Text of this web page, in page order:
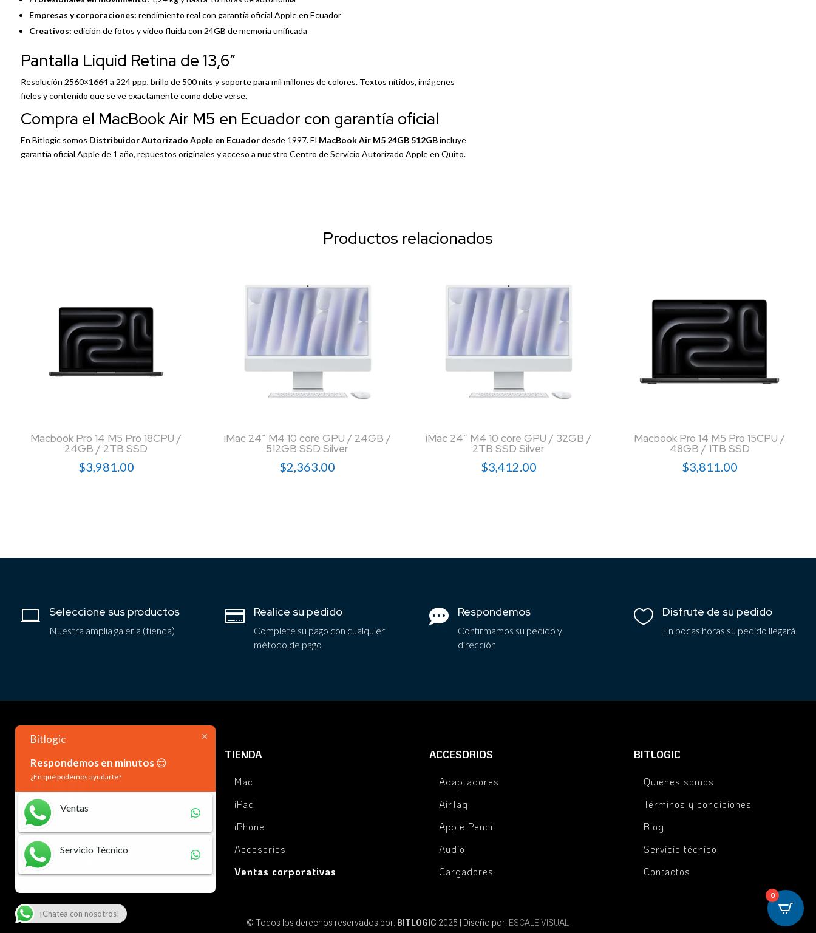
Empresas y corporaciones: rendimiento real con garantía oficial Apple en Ecuador
Creativos: edición de fotos y video fluida con 24GB de memoria unificada
Pantalla Liquid Retina de 13,6″
Resolución 2560×1664 a 224 ppp, brillo de 500 nits y soporte para mil millones de colores. Textos nítidos, imágenes
fieles y contenido que se ve exactamente como debe verse.
Compra el MacBook Air M5 en Ecuador con garantía oficial
En Bitlogic somos Distribuidor Autorizado Apple en Ecuadordesde 1997. El MacBook Air M5 24GB 512GBincluye
garantía oficial Apple de 1 año, repuestos originales y acceso a nuestro Centro de Servicio Autorizado Apple en Quito.
Productos relacionados
Macbook Pro 14 M5 Pro 18CPU /
24GB / 2TB SSD
$3,981.00
iMac 24″ M4 10 core GPU / 24GB /
512GB SSD Silver
$2,363.00
iMac 24″ M4 10 core GPU / 32GB /
2TB SSD Silver
$3,412.00
Macbook Pro 14 M5 Pro 15CPU /
48GB / 1TB SSD
$3,811.00
 Seleccione sus productos
Nuestra amplia galería (tienda)
 Realice su pedido
Complete su pago con cualquier
método de pago
 Respondemos
Confirmamos su pedido y
dirección
 Disfrute de su pedido
En pocas horas su pedido llegará
TIENDA
Mac
iPad
iPhone
Accesorios
Ventas corporativas
ACCESORIOS
Adaptadores
AirTag
Apple Pencil
Audio
Cargadores
BITLOGIC
Quienes somos
Términos y condiciones
Blog
Servicio técnico
Contactos
© Todos los derechos reservados por: BITLOGIC 2025 | Diseño por: ESCALE VISUAL
Bitlogic
Respondemos en minutos😊
¿En qué podemos ayudarte?
Ventas
Servicio Técnico
¡Chatea con nosotros!
0